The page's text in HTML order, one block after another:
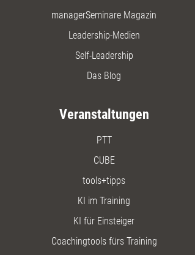
managerSeminare Magazin
Leadership-Medien
Self-Leadership
Das Blog
Veranstaltungen
PTT
CUBE
tools+tipps
KI im Training
KI für Einsteiger
Coachingtools fürs Training